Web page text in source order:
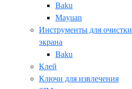
Baku
Mayuan
Инструменты для очистки
экрана
Baku
Клей
Ключи для извлечения